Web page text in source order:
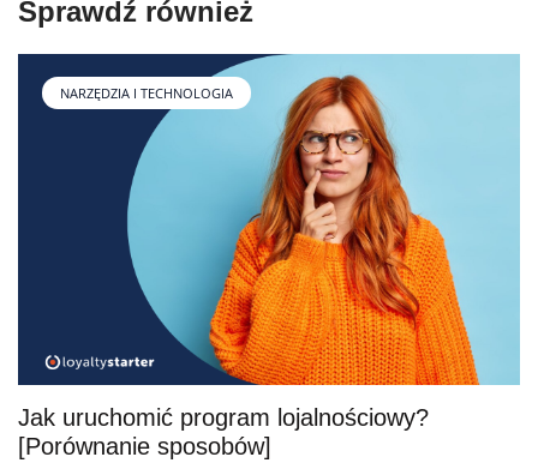
Sprawdź również
NARZĘDZIA I TECHNOLOGIA
Jak uruchomić program lojalnościowy?
[Porównanie sposobów]